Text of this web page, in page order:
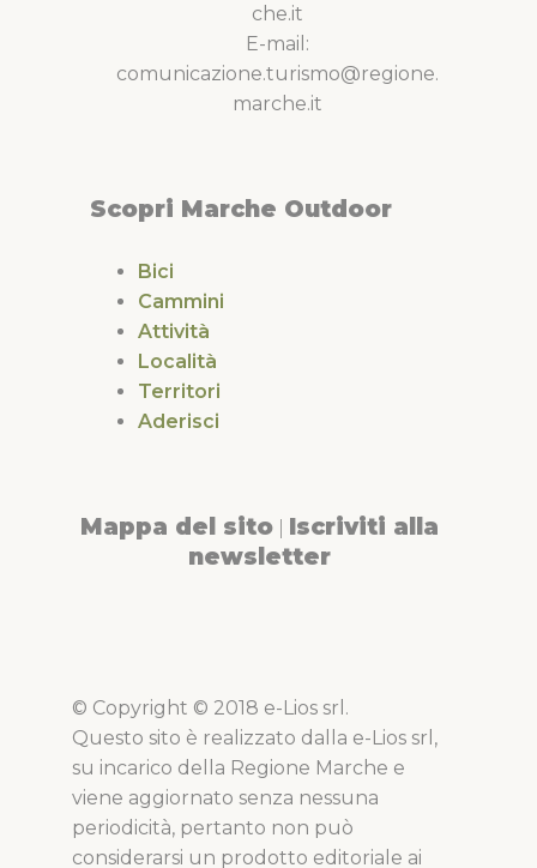
che.it
E-mail:
comunicazione.turismo@regione.
marche.it
Scopri Marche Outdoor
Bici
Cammini
Attività
Località
Territori
Aderisci
Mappa del sito Iscriviti alla
newsletter
© Copyright © 2018 e-Lios srl.
Questo sito è realizzato dalla e-Lios srl,
su incarico della Regione Marche e
viene aggiornato senza nessuna
periodicità, pertanto non può
considerarsi un prodotto editoriale ai